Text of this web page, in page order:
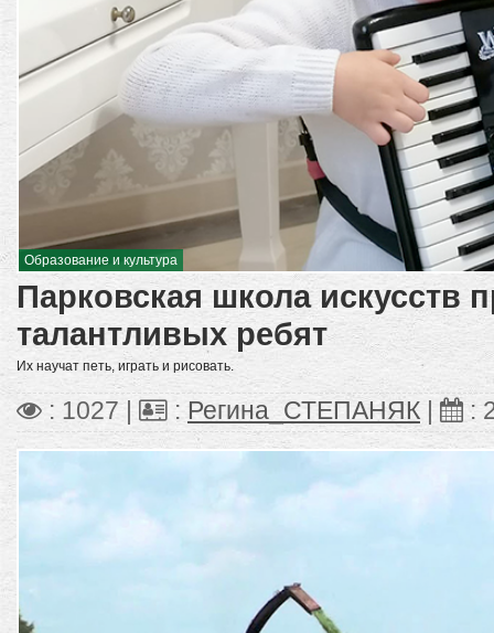
Образование и культура
Парковская школа искусств
талантливых ребят
Их научат петь, играть и рисовать.
: 1027 | : Регина_СТЕПАНЯК :